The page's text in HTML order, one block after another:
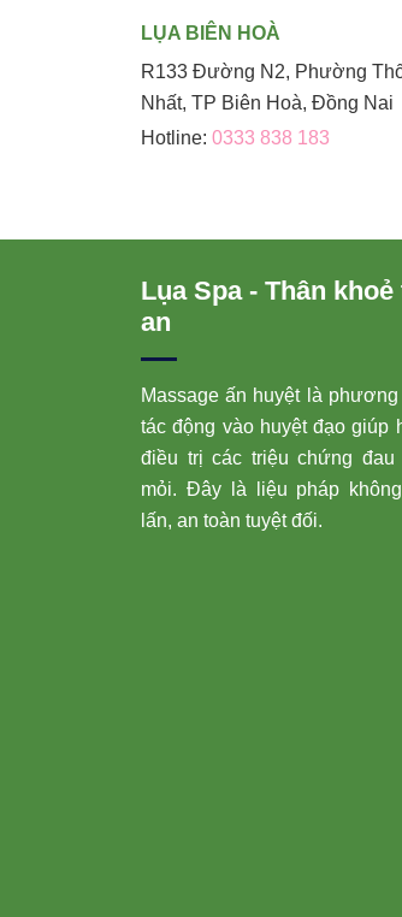
LỤA BIÊN HOÀ
R133 Đường N2, Phường
Nhất, TP Biên Hoà, Đồng Nai
Hotline: 0333 838 183
Lụa Spa - Thân khoẻ
an
Massage ấn huyệt là
tác động vào huyệt đạo giúp
điều trị các triệu chứng đau
mỏi. Đây là liệu pháp
lấn, an toàn tuyệt đối.